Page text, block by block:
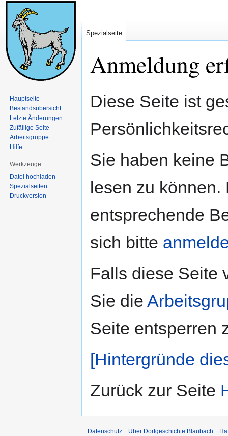
Anmeldung
Navigation
Suche
Diese Seite ist
Sie haben keine
lesen zu
entsprechende
sich bitte
Falls diese Seite
Sie die
Seite entsperren
[Hintergründe
Zurück zur Seite
Spezialseite
Hauptseite
Bestandsübersicht
Letzte Änderungen
Zufällige Seite
Arbeitsgruppe
Hilfe
Werkzeuge
Datei hochladen
Spezialseiten
Druckversion
Datenschutz Über Dorfgeschichte Blaubach